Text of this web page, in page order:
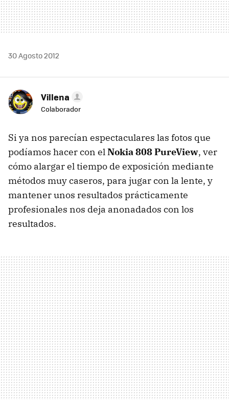
30 Agosto 2012
Villena
Colaborador
Si ya nos parecían espectaculares las fotos que
podíamos hacer con elNokia 808 PureView, ver
cómo alargar el tiempo de exposición mediante
métodos muy caseros, para jugar con la lente, y
mantener unos resultados prácticamente
profesionales nos deja anonadados con los
resultados.